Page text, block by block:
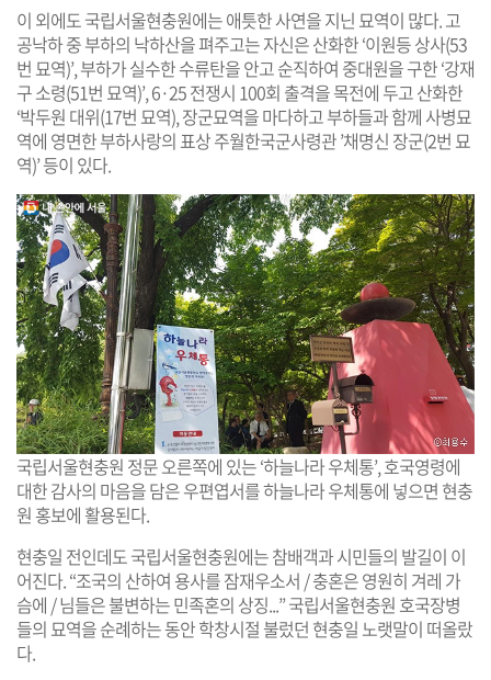
이 외에도 국립서울현충원에는 애틋한 사연을 지닌 묘역이 많다. 고
공낙하 중 부하의 낙하산을 펴주고는 자신은 산화한 ‘이원등 상사(53
번 묘역)’, 부하가 실수한 수류탄을 안고 순직하여 중대원을 구한 ‘강재
구 소령(51번 묘역)’, 6·25 전쟁시 100회 출격을 목전에 두고 산화한
‘박두원 대위(17번 묘역), 장군묘역을 마다하고 부하들과 함께 사병묘
역에 영면한 부하사랑의 표상 주월한국군사령관 ’채명신 장군(2번 묘
역)’ 등이 있다.
국립서울현충원 정문 오른쪽에 있는 ‘하늘나라 우체통’, 호국영령에
대한 감사의 마음을 담은 우편엽서를 하늘나라 우체통에 넣으면 현충
원 홍보에 활용된다.
현충일 전인데도 국립서울현충원에는 참배객과 시민들의 발길이 이
어진다. “조국의 산하여 용사를 잠재우소서 / 충혼은 영원히 겨레 가
슴에 / 님들은 불변하는 민족혼의 상징...” 국립서울현충원 호국장병
들의 묘역을 순례하는 동안 학창시절 불렀던 현충일 노랫말이 떠올랐
다.